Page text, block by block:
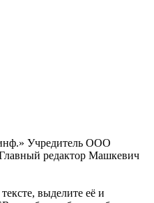
Учредитель ООО
редактор Машкевич
выделите её и